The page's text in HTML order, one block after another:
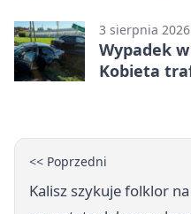
3 sierpnia 2026
Wypadek
Kobieta
<< Poprzedni
Kalisz szykuje folklor